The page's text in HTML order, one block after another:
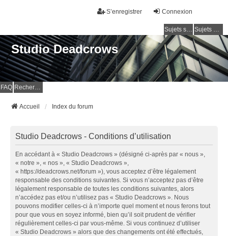
Connexion
S’enregistrer
Sujets sans réponse Sujets actifs
Studio Deadcrows
FAQ Rechercher
Accueil Index du forum
Studio Deadcrows - Conditions d’utilisation
En accédant à « Studio Deadcrows » (désigné ci-après par « nous »,
« notre », « nos », « Studio Deadcrows »,
« https://deadcrows.net/forum »), vous acceptez d’être légalement
responsable des conditions suivantes. Si vous n’acceptez pas d’être
légalement responsable de toutes les conditions suivantes, alors
n’accédez pas et/ou n’utilisez pas « Studio Deadcrows ». Nous
pouvons modifier celles-ci à n’importe quel moment et nous ferons tout
pour que vous en soyez informé, bien qu’il soit prudent de vérifier
régulièrement celles-ci par vous-même. Si vous continuez d’utiliser
« Studio Deadcrows » alors que des changements ont été effectués,